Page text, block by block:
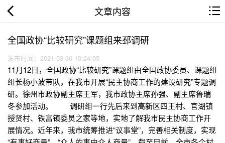
文章内容
全国政协“比较研究”课题组来邳调研
发布时间：2021-03-30 10:24:05
11月12日，全国政协“比较研究”课题组由全国政协委员、课题组
组长杨小波带队，在我市开展“民主协商工作的建设研究”专题调
研。徐州市政协副主席王军，我市政协主席孙强、副主席鲁瑞
冬参加活动。 调研组一行先后来到高新区四王村、官湖镇
授贤村、铁富镇委员之家等地，实地了解我市民主协商工作开
展情况。近年来，我市统筹推进“议事堂”，完善相关制度，实现